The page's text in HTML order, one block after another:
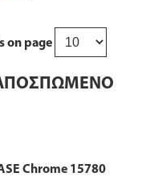
on page
ΑΠΟΣΠΏΜΕΝΟ
Chrome 15780